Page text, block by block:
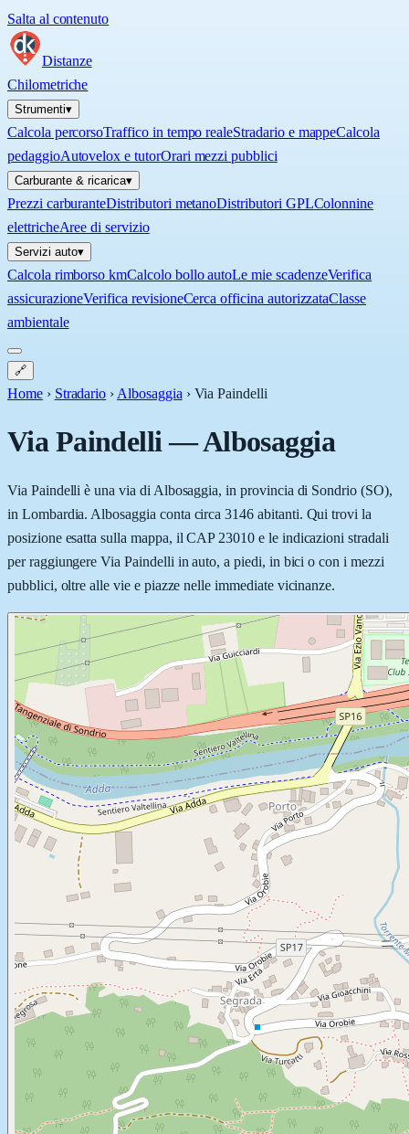
Salta al contenuto
Distanze
Chilometriche
Strumenti▾
Calcola percorsoTraffico in tempo realeStradario e mappeCalcola
pedaggioAutovelox e tutorOrari mezzi pubblici
Carburante & ricarica▾
Prezzi carburanteDistributori metanoDistributori GPLColonnine
elettricheAree di servizio
Servizi auto▾
Calcola rimborso kmCalcolo bollo autoLe mie scadenzeVerifica
assicurazioneVerifica revisioneCerca officina autorizzataClasse
ambientale
🔗
Home › Stradario › Albosaggia › Via Paindelli
Via Paindelli—Albosaggia
Via Paindelli è una via di Albosaggia, in provincia di Sondrio (SO),
in Lombardia. Albosaggia conta circa 3146 abitanti. Qui trovi la
posizione esatta sulla mappa, il CAP 23010 e le indicazioni stradali
per raggiungere Via Paindelli in auto, a piedi, in bici o con i mezzi
pubblici, oltre alle vie e piazze nelle immediate vicinanze.